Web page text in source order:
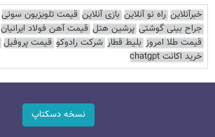
خبرآنلاین راه نو آنلاین بازی آنلاین قیمت تلویزیون سونی
جراح بینی گوشتی پرشین هتل قیمت آهن فولاد ایرانیان
قیمت طلا امروز بلیط قطار شرکت رادوکو قیمت پروفیل
خرید اکانت chatgpt
نسخه دسکتاپ